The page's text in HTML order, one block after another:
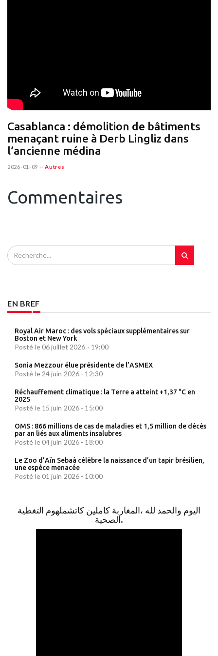
Casablanca : démolition de bâtiments
menaçant ruine à Derb Lingliz dans
l’ancienne médina
2026-01-09 -- Autres
Commentaires
EN BREF
Royal Air Maroc : des vols spéciaux supplémentaires sur
Boston et New York
Posté le 06 juillet 2026 - 19:00
Sonia Mezzour élue présidente de l’ASMEX
Posté le 24 juin 2026 - 12:30
Réchauffement climatique : la Terre a atteint +1,37 °C en
2025
Posté le 15 juin 2026 - 15:00
OMS : 866 millions de cas de maladies et 1,5 million de décès
par an liés aux aliments insalubres
Posté le 04 juin 2026 - 18:00
Le Zoo d’Aïn Sebaâ célèbre la naissance d’un tapir brésilien,
une espèce menacée
Posté le 01 juin 2026 - 10:00
اليوم والحمد لله ،المغاربة كاملين كاتشملهوم التغطية
الصحية.